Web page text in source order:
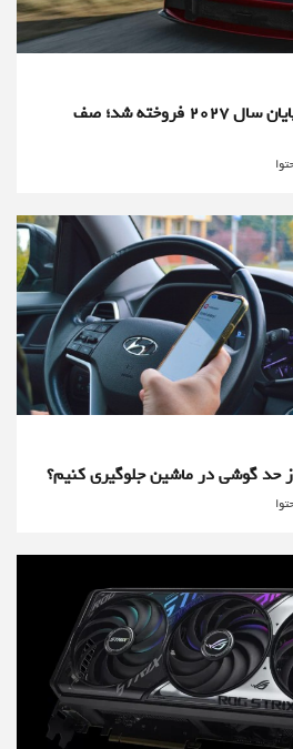
تمامی محصولات فراری تا پایان سال ۲۰۲۷ فروخته شد؛ صف
حد گوشی در ماشین جلوگیری کنیم؟